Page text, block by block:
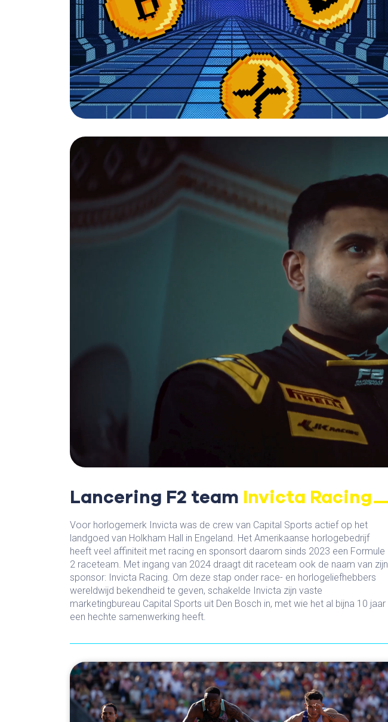
Lancering F2 team Invicta Racing
Voor horlogemerk Invicta was de crew van Capital Sports actief op het
landgoed van Holkham Hall in Engeland. Het Amerikaanse horlogebedrijf
heeft veel affiniteit met racing en sponsort daarom sinds 2023 een Formule
2 raceteam. Met ingang van 2024 draagt dit raceteam ook de naam van zijn
sponsor: Invicta Racing. Om deze stap onder race- en horlogeliefhebbers
wereldwijd bekendheid te geven, schakelde Invicta zijn vaste
marketingbureau Capital Sports uit Den Bosch in, met wie het al bijna 10 jaar
een hechte samenwerking heeft.